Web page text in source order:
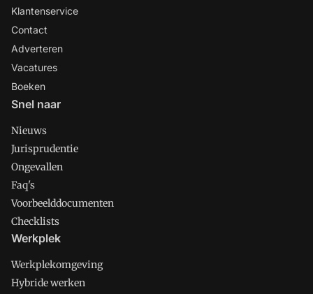
Klantenservice
Contact
Adverteren
Vacatures
Boeken
Snel naar
Nieuws
Jurisprudentie
Ongevallen
Faq's
Voorbeelddocumenten
Checklists
Werkplek
Werkplekomgeving
Hybride werken